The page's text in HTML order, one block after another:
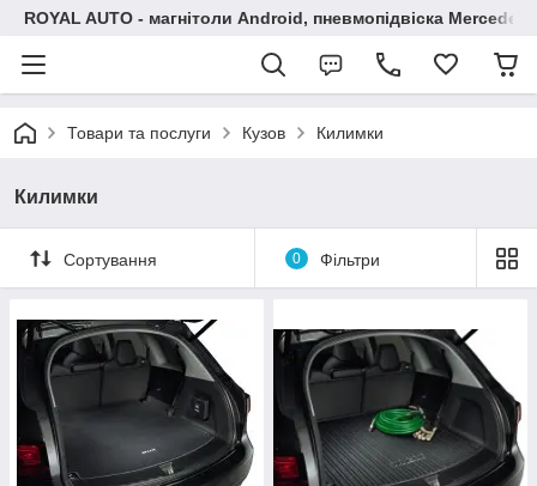
ROYAL AUTO - магнітоли Android, пневмопідвіска
Товари та послуги Кузов Килимки
Килимки
Сортування 0 Фільтри